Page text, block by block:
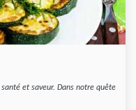
et saveur. Dans notre quête